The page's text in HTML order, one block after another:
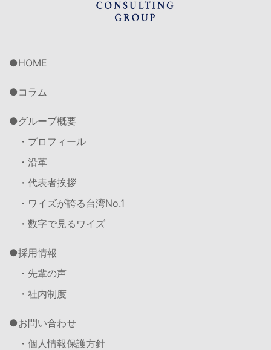
HOME
コラム
グループ概要
・プロフィール
・沿革
・代表者挨拶
・ワイズが誇る台湾No.1
・数字で見るワイズ
採用情報
・先輩の声
・社内制度
お問い合わせ
・個人情報保護方針